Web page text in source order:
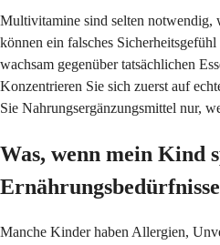
Multivitamine sind selten notwendig,
können ein falsches
wachsam gegenüber tatsächlichen
Konzentrieren Sie sich zuerst auf
Sie Nahrungsergänzungsmittel nur,
Was, wenn mein Kind
Manche Kinder haben Allergien,